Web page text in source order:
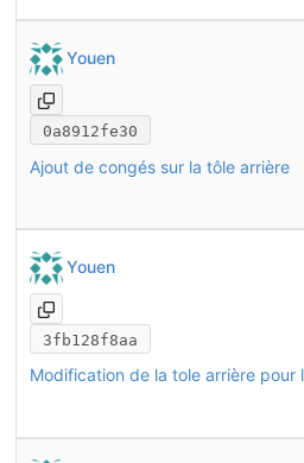
Youen
0a8912fe30
Ajout de congés sur la tôle arrière
Youen
3fb128f8aa